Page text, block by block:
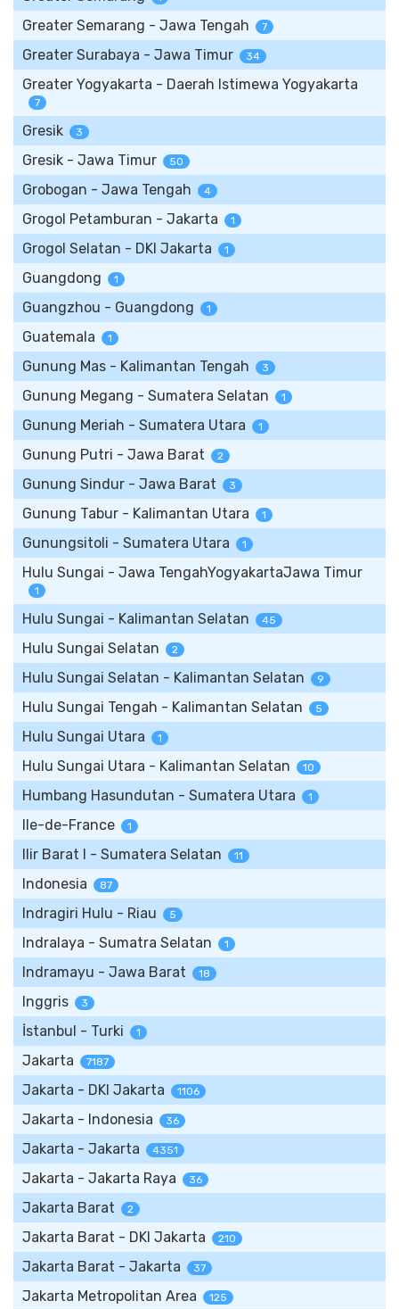
Greater Semarang - Jawa Tengah 7
Greater Surabaya - Jawa Timur 34
Greater Yogyakarta - Daerah Istimewa Yogyakarta
7
Gresik 3
Gresik - Jawa Timur 50
Grobogan - Jawa Tengah 4
Grogol Petamburan - Jakarta 1
Grogol Selatan - DKI Jakarta 1
Guangdong 1
Guangzhou - Guangdong 1
Guatemala 1
Gunung Mas - Kalimantan Tengah 3
Gunung Megang - Sumatera Selatan 1
Gunung Meriah - Sumatera Utara 1
Gunung Putri - Jawa Barat 2
Gunung Sindur - Jawa Barat 3
Gunung Tabur - Kalimantan Utara 1
Gunungsitoli - Sumatera Utara 1
Hulu Sungai - Jawa TengahYogyakartaJawa Timur
1
Hulu Sungai - Kalimantan Selatan 45
Hulu Sungai Selatan 2
Hulu Sungai Selatan - Kalimantan Selatan 9
Hulu Sungai Tengah - Kalimantan Selatan 5
Hulu Sungai Utara 1
Hulu Sungai Utara - Kalimantan Selatan 10
Humbang Hasundutan - Sumatera Utara 1
Ile-de-France 1
Ilir Barat I - Sumatera Selatan 11
Indonesia 87
Indragiri Hulu - Riau 5
Indralaya - Sumatra Selatan 1
Indramayu - Jawa Barat 18
Inggris 3
İstanbul - Turki 1
Jakarta 7187
Jakarta - DKI Jakarta 1106
Jakarta - Indonesia 36
Jakarta - Jakarta 4351
Jakarta - Jakarta Raya 36
Jakarta Barat 2
Jakarta Barat - DKI Jakarta 210
Jakarta Barat - Jakarta 37
Jakarta Metropolitan Area 125